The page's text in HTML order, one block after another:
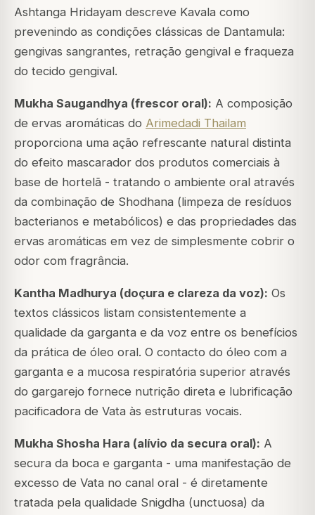
Ashtanga Hridayam descreve Kavala como
prevenindo as condições clássicas de Dantamula:
gengivas sangrantes, retração gengival e fraqueza
do tecido gengival.
Mukha Saugandhya (frescor oral): A composição
de ervas aromáticas do Arimedadi Thailam
proporciona uma ação refrescante natural distinta
do efeito mascarador dos produtos comerciais à
base de hortelã - tratando o ambiente oral através
da combinação de Shodhana (limpeza de resíduos
bacterianos e metabólicos) e das propriedades das
ervas aromáticas em vez de simplesmente cobrir o
odor com fragrância.
Kantha Madhurya (doçura e clareza da voz): Os
textos clássicos listam consistentemente a
qualidade da garganta e da voz entre os benefícios
da prática de óleo oral. O contacto do óleo com a
garganta e a mucosa respiratória superior através
do gargarejo fornece nutrição direta e lubrificação
pacificadora de Vata às estruturas vocais.
Mukha Shosha Hara (alívio da secura oral): A
secura da boca e garganta - uma manifestação de
excesso de Vata no canal oral - é diretamente
tratada pela qualidade Snigdha (unctuosa) da